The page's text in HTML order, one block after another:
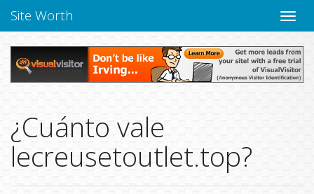
Site Worth
¿Cuánto vale
lecreusetoutlet.top?